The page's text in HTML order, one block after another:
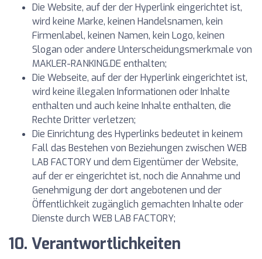
Die Website, auf der der Hyperlink eingerichtet ist,
wird keine Marke, keinen Handelsnamen, kein
Firmenlabel, keinen Namen, kein Logo, keinen
Slogan oder andere Unterscheidungsmerkmale von
MAKLER-RANKING.DE enthalten;
Die Webseite, auf der der Hyperlink eingerichtet ist,
wird keine illegalen Informationen oder Inhalte
enthalten und auch keine Inhalte enthalten, die
Rechte Dritter verletzen;
Die Einrichtung des Hyperlinks bedeutet in keinem
Fall das Bestehen von Beziehungen zwischen WEB
LAB FACTORY und dem Eigentümer der Website,
auf der er eingerichtet ist, noch die Annahme und
Genehmigung der dort angebotenen und der
Öffentlichkeit zugänglich gemachten Inhalte oder
Dienste durch WEB LAB FACTORY;
10. Verantwortlichkeiten